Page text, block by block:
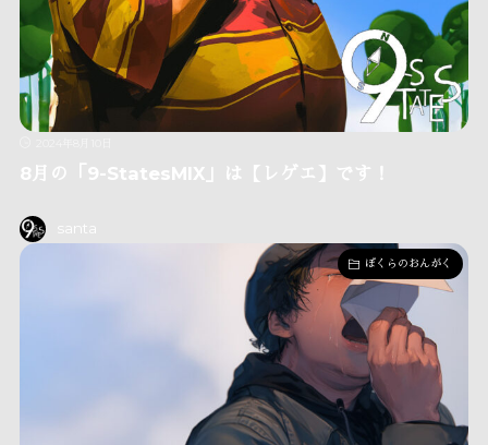
8月の「9-StatesMIX」は【レゲエ】です！
santa
ぼくらのおんがく